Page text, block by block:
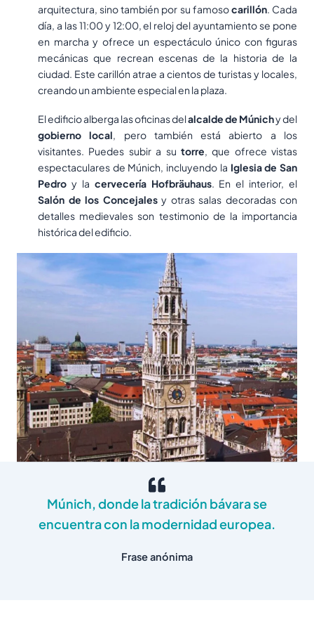
arquitectura, sino también por su famosocarillón. Cada
día, a las 11:00 y 12:00, el reloj del ayuntamiento se pone
en marcha y ofrece un espectáculo único con figuras
mecánicas que recrean escenas de la historia de la
ciudad. Este carillón atrae a cientos de turistas y locales,
creando un ambiente especial en la plaza.
El edificio alberga las oficinas delalcalde de Múnichy del
gobierno local , pero también está abierto a los
visitantes. Puedes subir a su torre , que ofrece vistas
espectaculares de Múnich, incluyendo la Iglesia de San
Pedro y la cervecería Hofbräuhaus. En el interior, el
Salón de los Concejalesy otras salas decoradas con
detalles medievales son testimonio de la importancia
histórica del edificio.
Múnich, donde la tradición bávara se
encuentra con la modernidad europea.
Frase anónima